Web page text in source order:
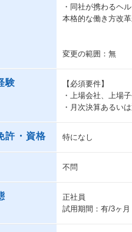
・同社が携わるヘ
本格的な働き方改
変更の範囲：無
験
【必須要件】
・上場会社、上場
・月次決算あるい
許・資格 特になし
不問
正社員
試用期間：有/3ヶ月